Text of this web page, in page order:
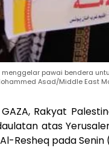
pawai bendera
Asad/Middle East
GAZA, Rakyat
atas
Resheq pada